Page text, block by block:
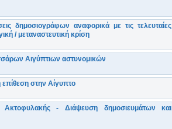
αναφορικά με τις τελευταίες
/ μεταναστευτική κρίση
Αιγύπτιων αστυνομικών
στην Αίγυπτο
Ακτοφυλακής - Διάψευση δημοσιευμάτων και